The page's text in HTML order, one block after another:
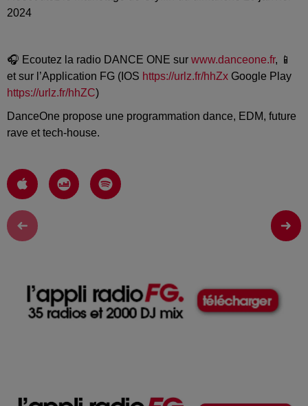
2024
🎧 Ecoutez la radio DANCE ONE sur www.danceone.fr, 📱
et sur l’Application FG (IOS https://urlz.fr/hhZx Google Play
https://urlz.fr/hhZC)
DanceOne propose une programmation dance, EDM, future
rave et tech-house.